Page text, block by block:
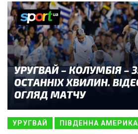
УРУГВАЙ ПІВДЕННА АМЕРИКА